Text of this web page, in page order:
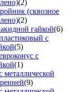
(2)
(сквозное
(2)
гайкой(6)
с
(5)
с
(1)
металлической
(9)